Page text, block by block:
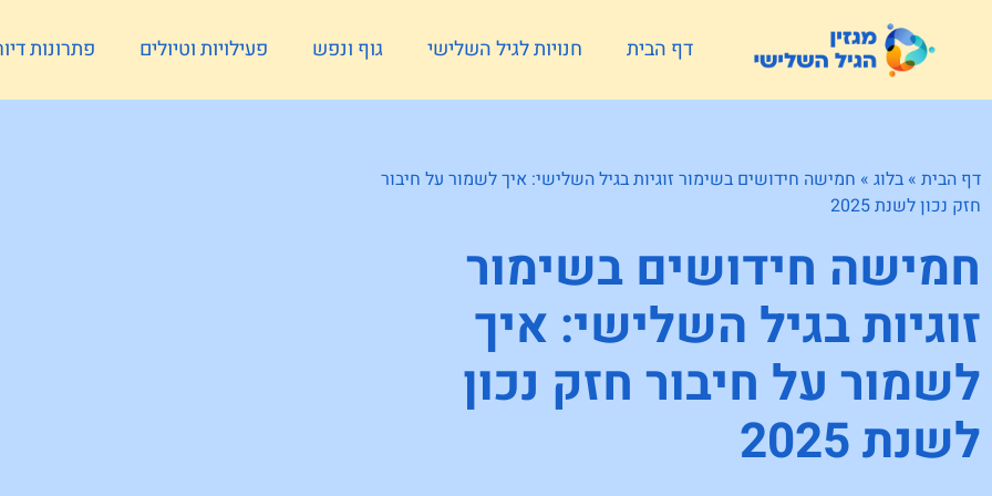
דף הבית חנויות לגיל השלישי גוף ונפש פעילויות וטיולים פתרונות
דף הבית » בלוג » חמישה חידושים בשימור זוגיות בגיל השלישי: איך לשמור על חיבור
חזק נכון לשנת 2025
חמישה חידושים בשימור
זוגיות בגיל השלישי: איך
לשמור על חיבור חזק נכון
לשנת 2025